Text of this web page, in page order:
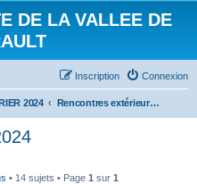
DE LA VALLEE DE
Connexion
Inscription
2024 Rencontres extérieures 2024
• 14 sujets • Page 1 sur 1